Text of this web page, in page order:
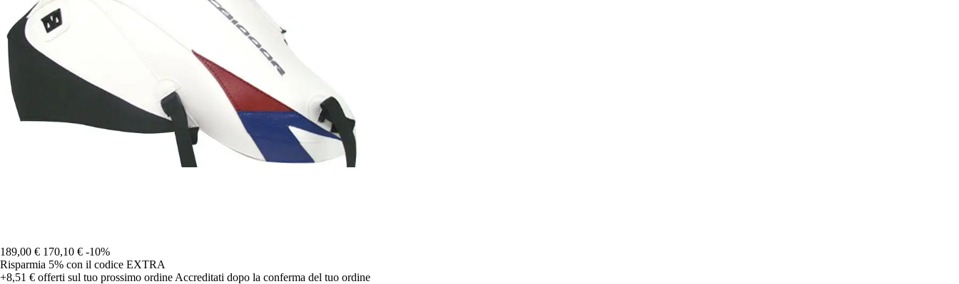
189,00 € 170,10 € -10%
Risparmia 5% con il codice EXTRA
+8,51 € offerti sul tuo prossimo ordine Accreditati dopo la conferma del tuo ordine